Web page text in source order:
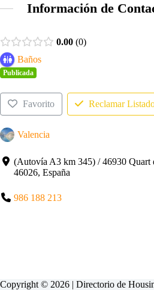
Información de
0.00 0
Baños
Publicada
Favorito Reclamar
Valencia
(Autovía A3 km 345) / 46930 Quart
46026, España
986 188 213
Copyright © 2026 | Directorio de